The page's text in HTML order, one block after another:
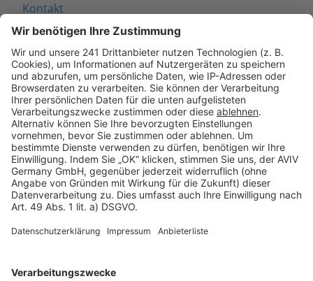
Kontakt
Seitenaufbau
Barrierefreiheit
Cookie Einstellungen
Rechtliches
AGB-Übersicht
Datenschutz
Impressum
Services